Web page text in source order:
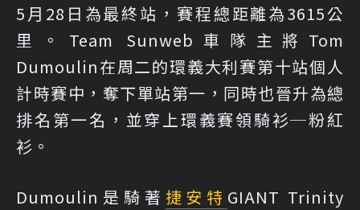
5月28日為最終站，賽程總距離為3615公
里。Team Sunweb車隊主將Tom
Dumoulin在周二的環義大利賽第十站個人
計時賽中，奪下單站第一，同時也晉升為總
排名第一名，並穿上環義賽領騎衫─粉紅
衫。
Dumoulin是騎著 捷安特 GIANT Trinity